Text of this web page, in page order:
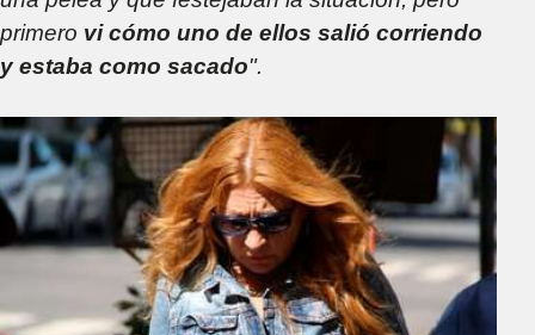
primero vi cómo uno de ellos salió corriendo
y estaba como sacado".